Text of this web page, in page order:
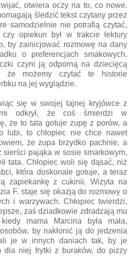
otwiera oczy na to, co nowe.
śledzić tekst czytany przez
samodzielnie nie potrafią czytać,
opiekun był w trakcie lektury
by zainicjować rozmowę na dany
o preferencjach smakowych.
czyni ją odporną na dziecięcą
że możemy czytać te historie
na jej wyglądzie.
się w swojej tajnej kryjówce z
odkrył, że coś śmierdzi w
że to tata gotuje zupę z porów, a
lubi, to chłopiec nie chce nawet
że zupa brzydko pachnie, a
sierści pająka w sosie smarkowym,
tata. Chłopiec woli się dąsać, niż
która doskonale gotuje, a teraz
zapiekankę z cukinii. Wizyta na
F. staje się okazją do rozmowy o
i warzywach. Chłopiec twierdzi,
zaś dziadkowie zdradzają mu
mama Marcina była mała,
by nakłonić ją do jedzenia
je w innych daniach tak, by je
dla niej frytki z buraków, do pizzy